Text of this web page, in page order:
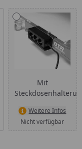
Mit
Steckdosenhalterung
Weitere Infos
Nicht verfügbar